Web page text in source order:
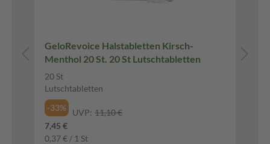
GeloRevoice Halstabletten Kirsch-
Menthol 20 St. 20 St Lutschtabletten
20 St
Lutschtabletten
-33%
UVP: 11,10 €
7,45 €
0,37 € / 1 St